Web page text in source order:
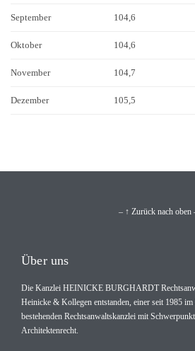
September 104,6
Oktober 104,6
November 104,7
Dezember 105,5
– ↑ Zurück nach oben
Über uns
Die Kanzlei HEINICKE BURGHARDT
Heinicke & Kollegen entstanden, einer seit 1985
bestehenden Rechtsanwaltskanzlei mit
Architektenrecht.